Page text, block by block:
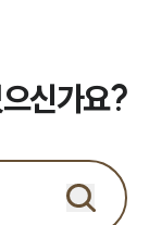
신가요?